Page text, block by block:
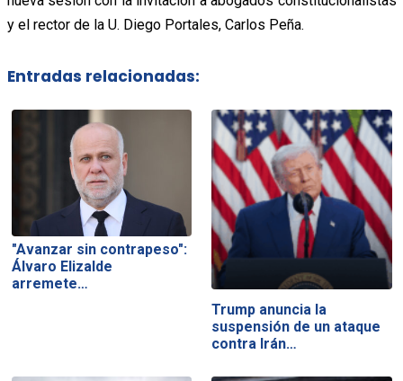
y el rector de la U. Diego Portales, Carlos Peña.
Entradas relacionadas:
"Avanzar sin contrapeso":
Álvaro Elizalde
arremete…
Trump anuncia la
suspensión de un ataque
contra Irán…